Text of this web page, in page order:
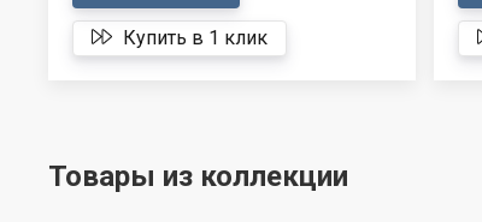
Купить в 1 клик
Товары из коллекции